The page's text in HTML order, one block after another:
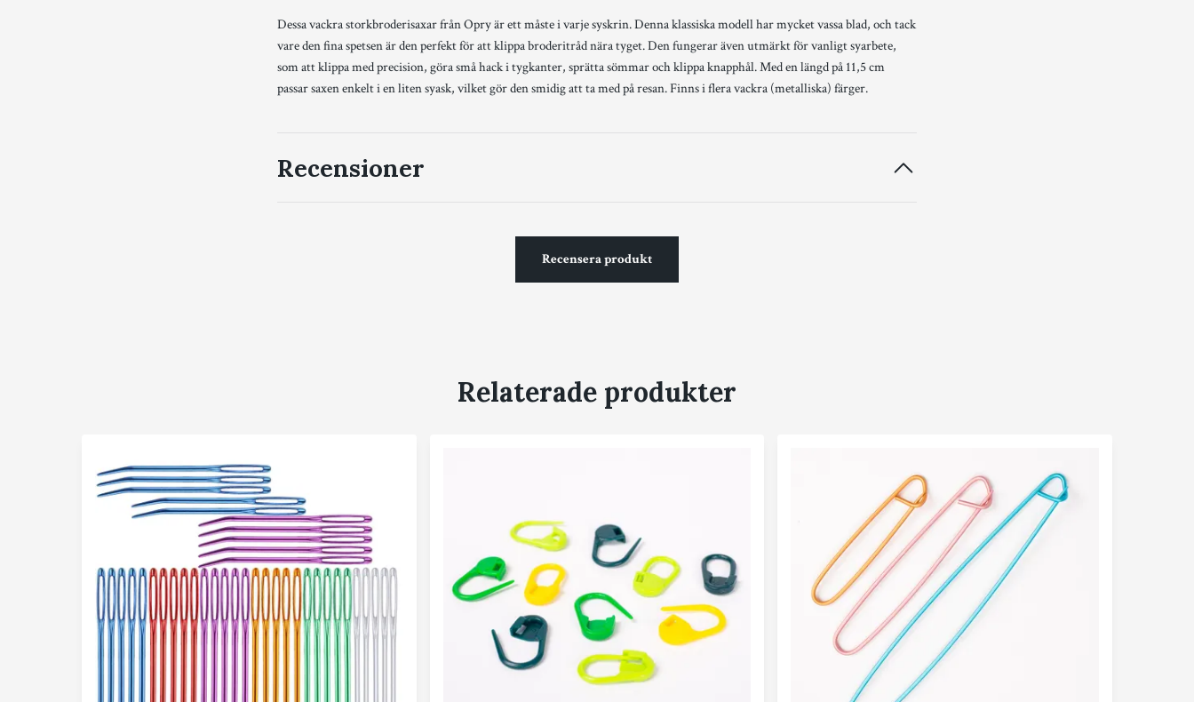
Dessa vackra storkbroderisaxar från Opry är ett måste i varje syskrin. Denna klassiska modell har mycket vassa blad, och tack
vare den fina spetsen är den perfekt för att klippa broderitråd nära tyget. Den fungerar även utmärkt för vanligt syarbete,
som att klippa med precision, göra små hack i tygkanter, sprätta sömmar och klippa knapphål. Med en längd på 11,5 cm
passar saxen enkelt i en liten syask, vilket gör den smidig att ta med på resan. Finns i flera vackra (metalliska) färger.
Recensioner
Recensera produkt
Relaterade produkter